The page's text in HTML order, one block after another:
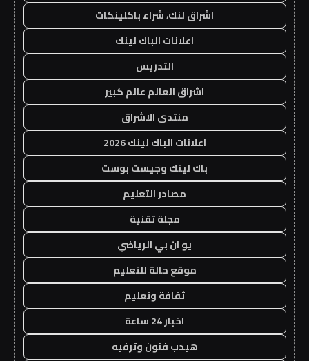
اشراق لنك، شراء باكلينكات
اعلانات الباك لينك
التدريس
اشراق العالم عالم كبير
منتدى الاشراق
اعلانات الباك لينك 2026
باك لينك وجيست بوست
مصادر التعليم
مجلة تقنية
يو ان بي الرياضي
موقع حالة للتعليم
ثقافة وتعليم
اخبار 24 ساعة
هيدب فنون وترفيه